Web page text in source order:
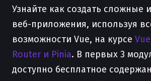
Узнайте как создать сложные
веб-приложения, используя
возможности Vue, на курсе
Router и Pinia. В первых 3
доступно бесплатное